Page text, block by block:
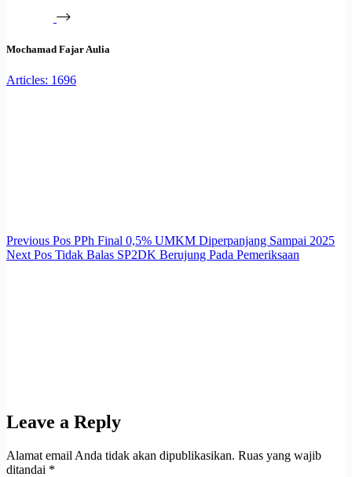
Mochamad Fajar Aulia
Articles: 1696
Previous Pos PPh Final 0,5% UMKM Diperpanjang Sampai 2025
Next Pos Tidak Balas SP2DK Berujung Pada Pemeriksaan
Leave a Reply
Alamat email Anda tidak akan dipublikasikan. Ruas yang wajib
ditandai *